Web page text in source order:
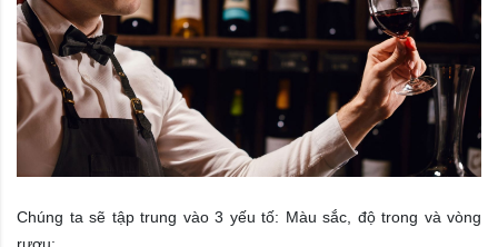
Chúng ta sẽ tập trung vào 3 yếu tố: Màu sắc, độ trong và vòng